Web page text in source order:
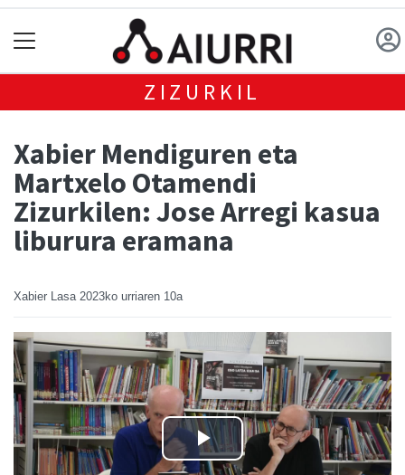
ZIZURKIL
Xabier Mendiguren eta
Martxelo Otamendi
Zizurkilen: Jose Arregi kasua
liburura eramana
Xabier Lasa 2023ko urriaren 10a